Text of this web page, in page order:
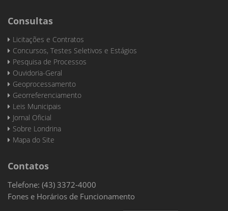
Consultas
Licitações e Contratos
Concursos, Testes Seletivos e Estágios
Pesquisa de Processos
Ouvidoria-Geral
Geoprocessamento
Georreferenciamento
Leis Municipais
Jornal Oficial
Sobre Londrina
Mapa do Site
Contatos
Telefone: (43) 3372-4000
Fones e Horários de Funcionamento